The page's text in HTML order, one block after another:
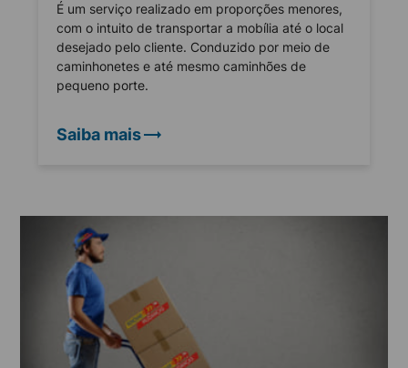
É um serviço realizado em proporções menores,
com o intuito de transportar a mobília até o local
desejado pelo cliente. Conduzido por meio de
caminhonetes e até mesmo caminhões de
pequeno porte.
Saiba mais